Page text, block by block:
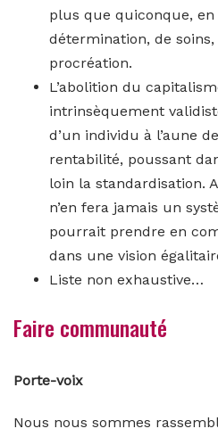
plus que quiconque, en
détermination, de
procréation.
L’abolition du
intrinsèquement
d’un individu à l’aune
rentabilité, poussant
loin la standardisation.
n’en fera jamais un
pourrait prendre en
dans une vision
Liste non exhaustive…
Faire communauté
Porte-voix
Nous nous sommes